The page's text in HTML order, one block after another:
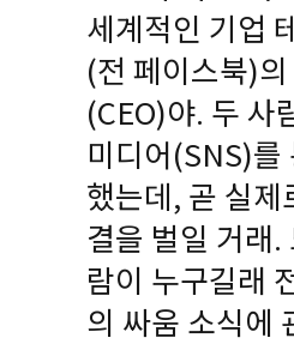
세계적인 기업
(전 페이스북)
(CEO)야. 두 사
미디어(SNS)를
했는데, 곧 실제
결을 벌일 거래
람이 누구길래
의 싸움 소식에